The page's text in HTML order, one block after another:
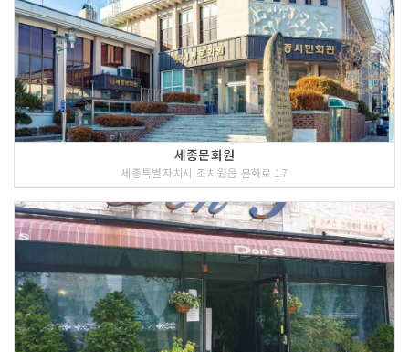
세종문화원
세종특별자치시 조치원읍 문화로 17